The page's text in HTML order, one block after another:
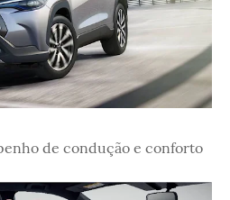
de condução e conforto